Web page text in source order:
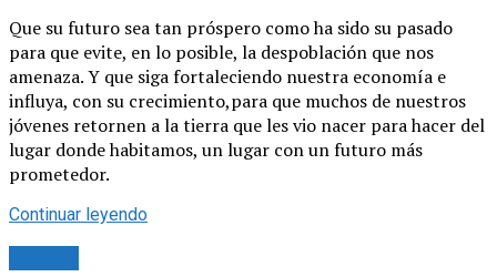
Que su futuro sea tan próspero como ha sido su pasado
para que evite, en lo posible, la despoblación que nos
amenaza. Y que siga fortaleciendo nuestra economía e
influya, con su crecimiento,para que muchos de nuestros
jóvenes retornen a la tierra que les vio nacer para hacer del
lugar donde habitamos, un lugar con un futuro más
prometedor.
Continuar leyendo